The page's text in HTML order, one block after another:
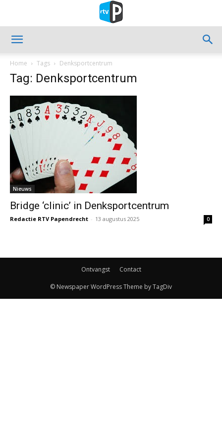
Home Tags Denksportcentrum
Tag: Denksportcentrum
Nieuws
Bridge ‘clinic’ in Denksportcentrum
Redactie RTV Papendrecht - 13 augustus 2025 0
Ontvangst Contact
© Newspaper WordPress Theme by TagDiv